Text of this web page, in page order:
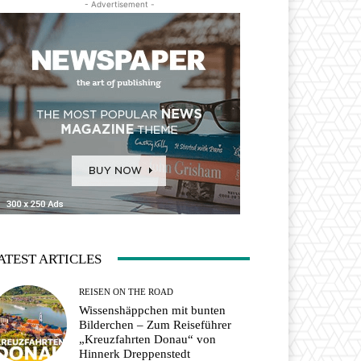
- Advertisement -
ARTICLES
REISEN ON THE ROAD
Wissenshäppchen mit bunten
Bilderchen – Zum Reiseführer
„Kreuzfahrten Donau“ von
Hinnerk Dreppenstedt